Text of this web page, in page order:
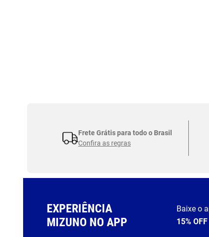
Frete Grátis para todo o Brasil
Confira as regras
EXPERIÊNCIA
MIZUNO NO APP
Baixe o
15% OFF